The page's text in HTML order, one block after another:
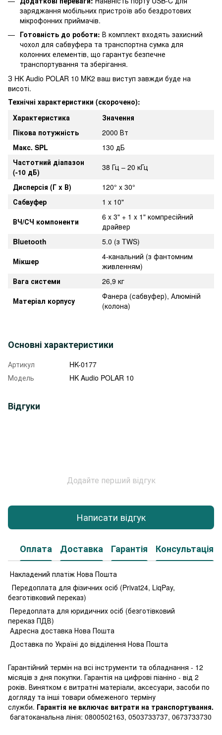
заряджання мобільних пристроїв або бездротових
мікрофонних приймачів.
Готовність до роботи: В комплект входять захисний
чохол для сабвуфера та транспортна сумка для
колонних елементів, що гарантує безпечне
транспортування та зберігання.
З HK Audio POLAR 10 MK2 ваш виступ завжди буде на
висоті.
Технічні характеристики (скорочено):
Характеристика
Значення
Пікова потужність
2000 Вт
Макс. SPL
130 дБ
Частотний діапазон
(-10 дБ)
38 Гц – 20 кГц
Дисперсія (Г x В)
120° x 30°
Сабвуфер
1 x 10"
ВЧ/СЧ компоненти
6 x 3" + 1 x 1" компресійний
драйвер
Bluetooth
5.0 (з TWS)
Мікшер
4-канальний (з фантомним
живленням)
Вага системи
26,9 кг
Матеріал корпусу
Фанера (сабвуфер), Алюміній
(колона)
Основні характеристики
Артикул
HK-0177
Модель
HK Audio POLAR 10
Відгуки
Додайте перший відгук
Написати відгук
Оплата Доставка Гарантія Консультація
Накладений платіж Нова Пошта
Передоплата для фізичних осіб (Privat24, LiqPay,
безготівковий переказ)
Передоплата для юридичних осіб (безготівковий
переказ ПДВ)
Адресна доставка Нова Пошта
Доставка по Україні до відділення Нова Пошта
Гарантійний термін на всі інструменти та обладнання - 12
місяців з дня покупки. Гарантія на цифрові піаніно - від 2
років. Винятком є витратні матеріали, аксесуари, засоби по
догляду та інші товари обмеженого терміну
служби. Гарантія не включає витрати на транспортування.
багатоканальна лінія: 0800502163, 0503733737, 0673733730